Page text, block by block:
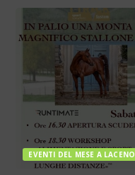
EVENTI DEL MESE A LACENO